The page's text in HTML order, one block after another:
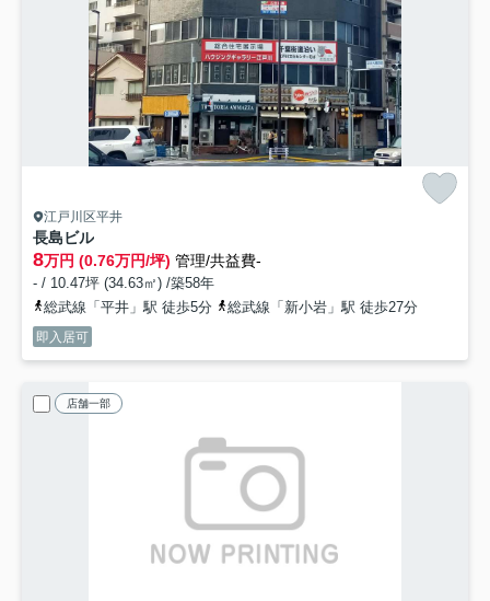
江戸川区平井
長島ビル
8万円 (0.76万円/坪) 管理/共益費-
- / 10.47坪 (34.63㎡) /築58年
総武線「平井」駅 徒歩5分
総武線「新小岩」駅 徒歩27分
即入居可
店舗一部